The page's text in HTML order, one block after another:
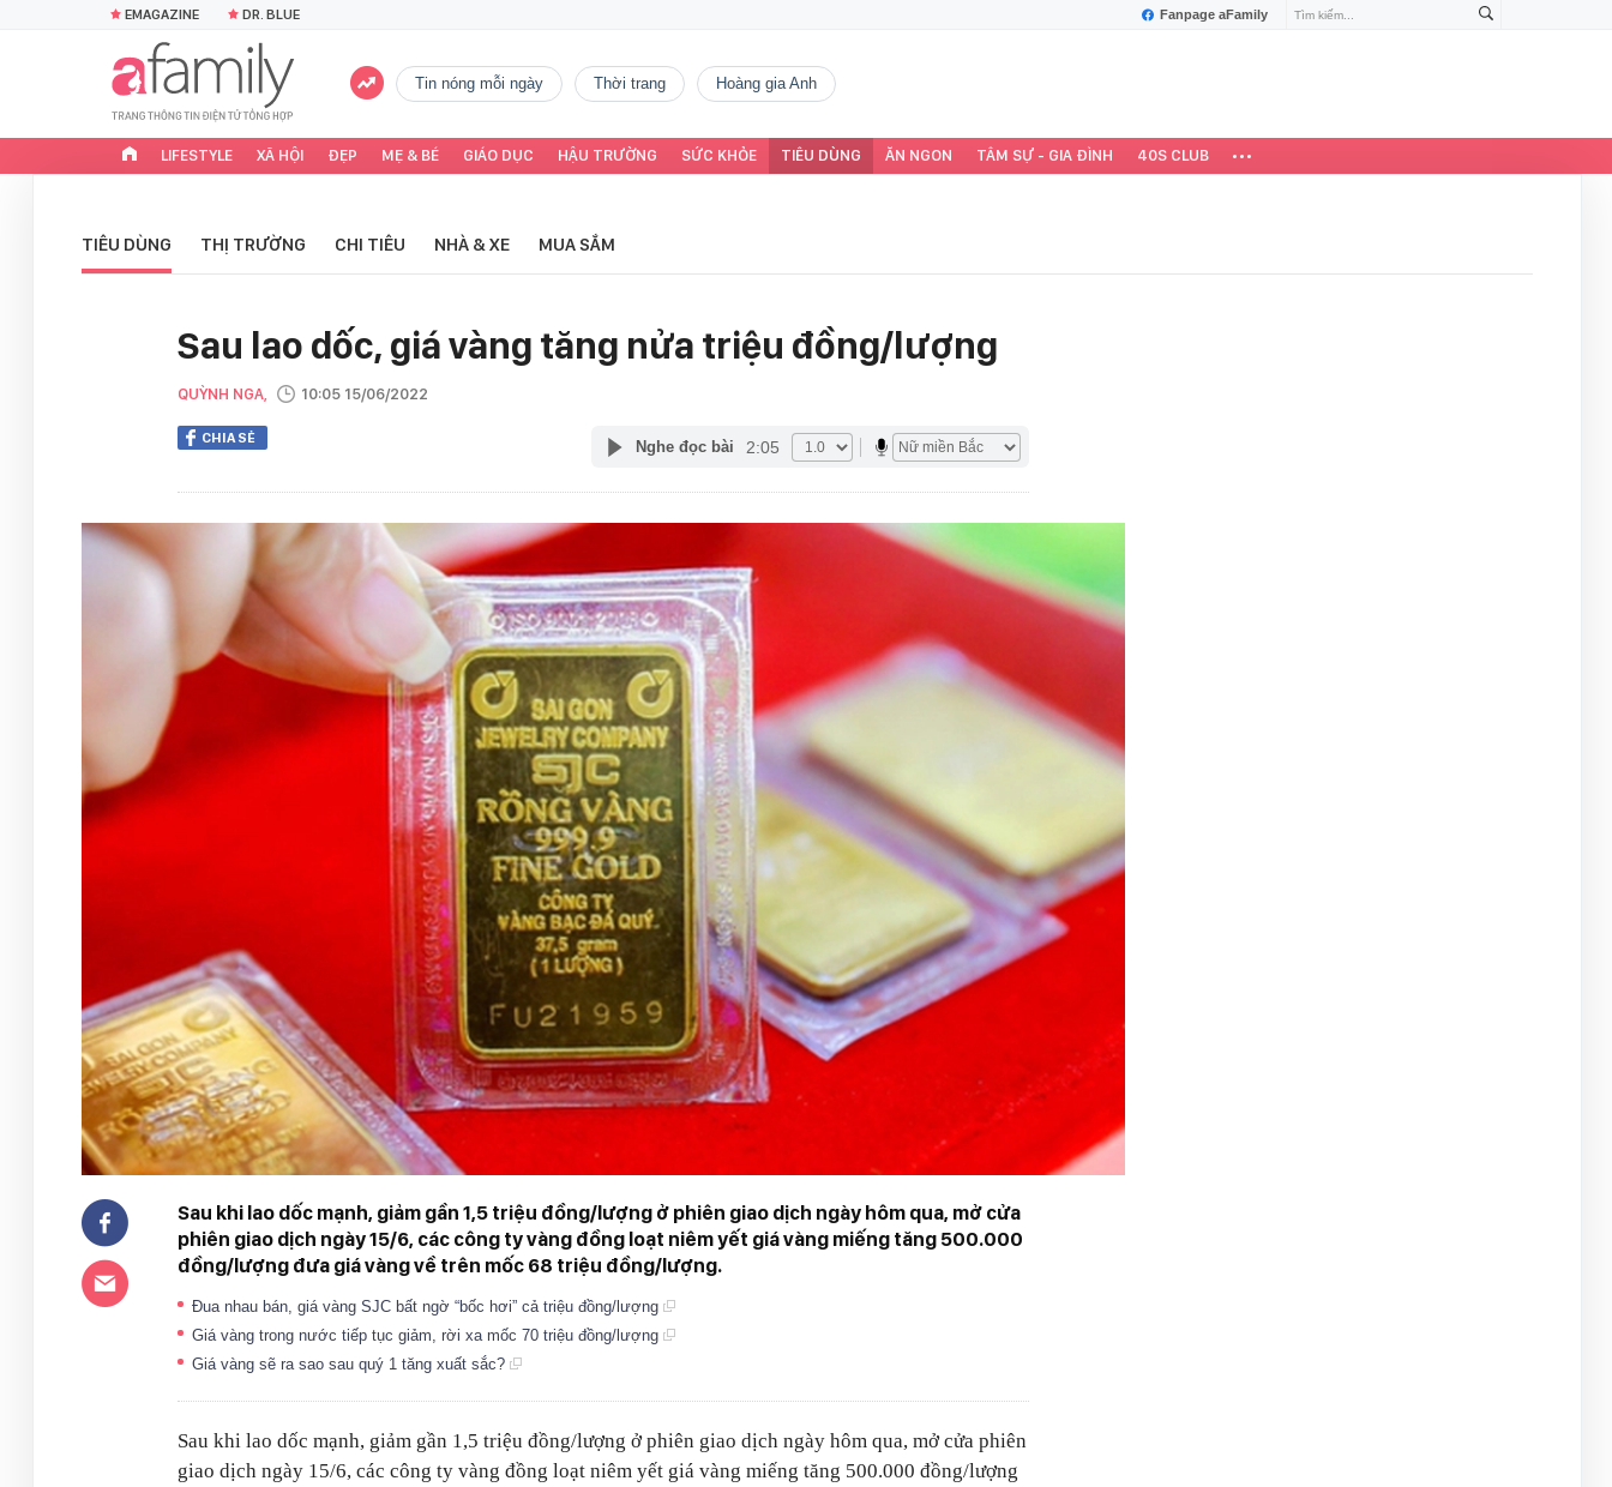
Fanpage aFamily
EMAGAZINE DR. BLUE
tin nóng mỗi ngày thời trang Hoàng gia Anh
LIFESTYLE XÃ HỘI ĐẸP MẸ & BÉ GIÁO DỤC HẬU TRƯỜNG SỨC KHỎE TIÊU DÙNG ĂN NGON TÂM SỰ - GIA ĐÌNH 40S CLUB
TIÊU DÙNG THỊ TRƯỜNG CHI TIÊU NHÀ & XE MUA SẮM
Sau lao dốc, giá vàng tăng nửa triệu đồng/lượng
QUỲNH NGA, 10:05 15/06/2022
CHIA SẺ Nghe đọc bài 2:05
Sau khi lao dốc mạnh, giảm gần 1,5 triệu đồng/lượng ở phiên giao dịch ngày hôm qua, mở cửa
phiên giao dịch ngày 15/6, các công ty vàng đồng loạt niêm yết giá vàng miếng tăng 500.000
đồng/lượng đưa giá vàng về trên mốc 68 triệu đồng/lượng.
Đua nhau bán, giá vàng SJC bất ngờ “bốc hơi” cả triệu đồng/lượng
Giá vàng trong nước tiếp tục giảm, rời xa mốc 70 triệu đồng/lượng
Giá vàng sẽ ra sao sau quý 1 tăng xuất sắc?
Sau khi lao dốc mạnh, giảm gần 1,5 triệu đồng/lượng ở phiên giao dịch ngày hôm qua, mở cửa phiên
giao dịch ngày 15/6, các công ty vàng đồng loạt niêm yết giá vàng miếng tăng 500.000 đồng/lượng